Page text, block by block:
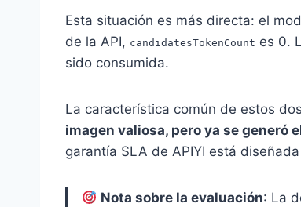
Esta situación es más directa: el
de la API, candidatesTokenCount es 0.
sido consumida.
La característica común de estos
imagen valiosa, pero ya se generó
garantía SLA de APIYI está
Nota sobre la evaluación: La